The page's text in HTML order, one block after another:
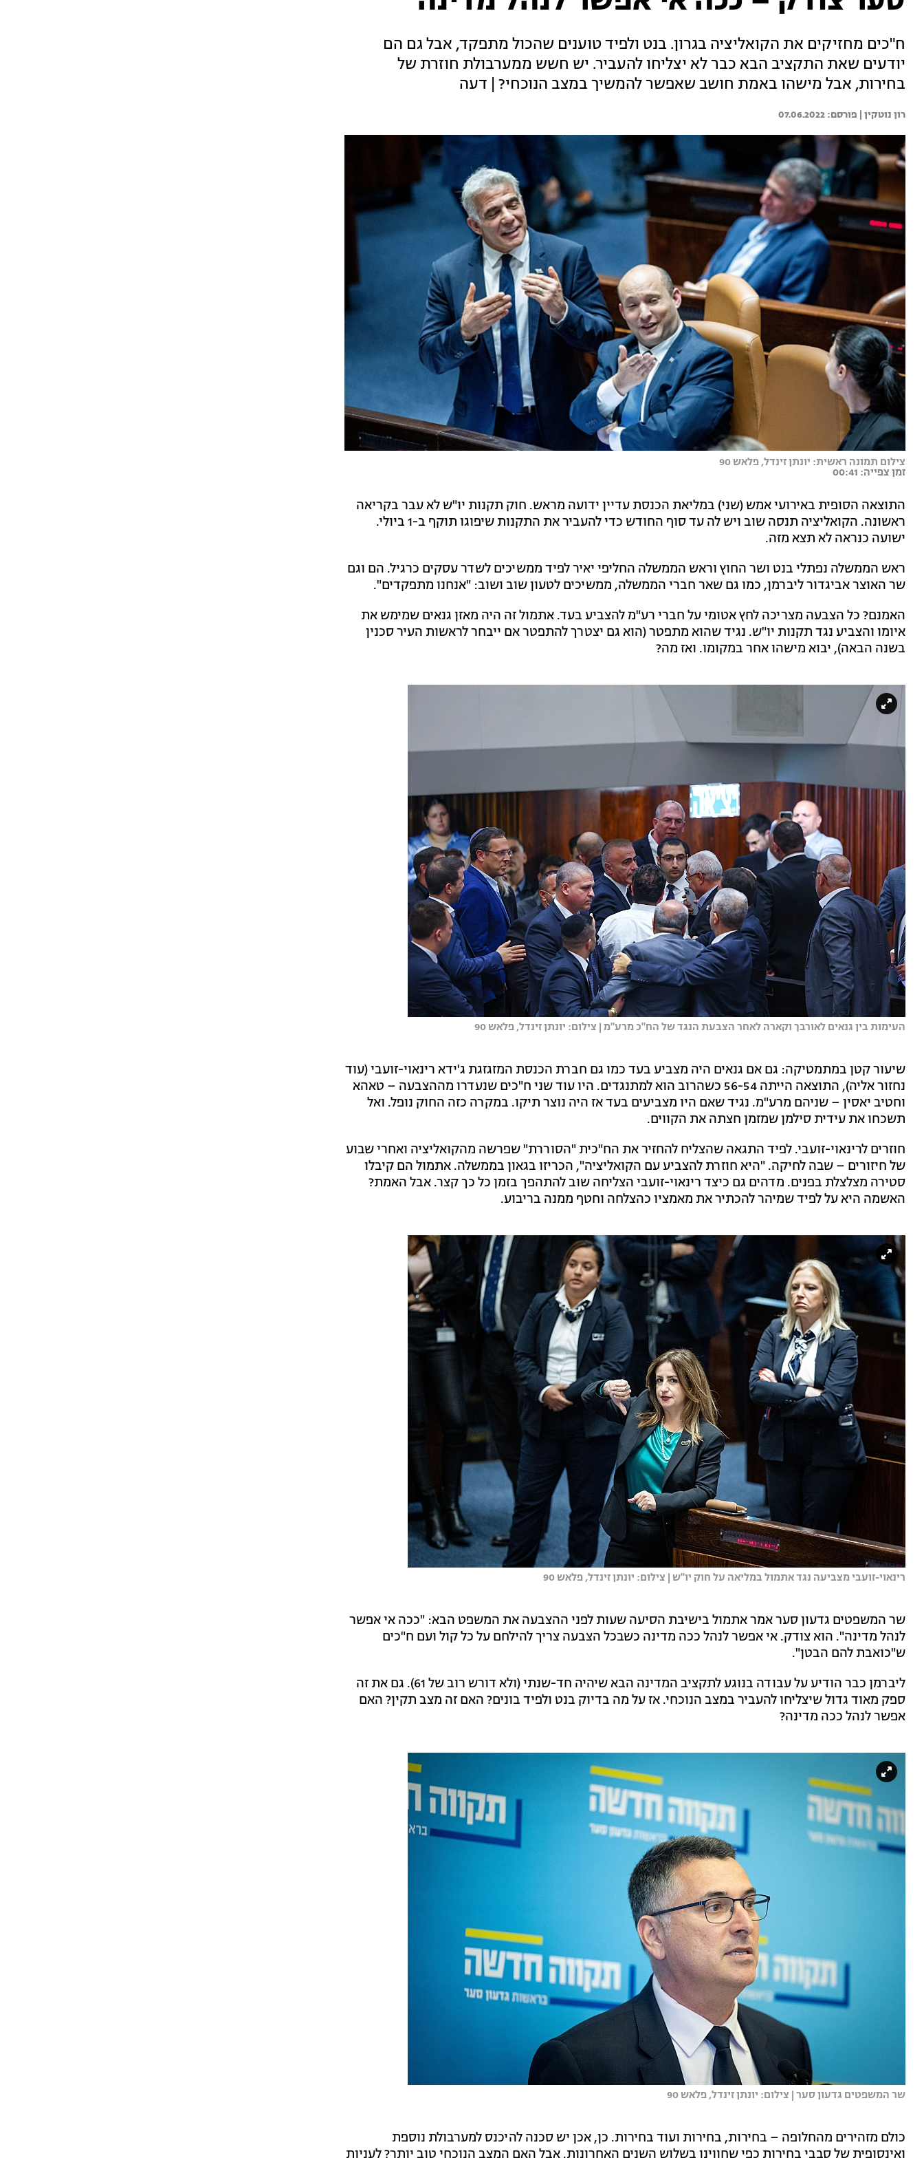
ח"כים מחזיקים את הקואליציה בגרון. בנט ולפיד טוענים שהכול מתפקד, אבל גם הם
יודעים שאת התקציב הבא כבר לא יצליחו להעביר. יש חשש ממערבולת חוזרת של
בחירות, אבל מישהו באמת חושב שאפשר להמשיך במצב הנוכחי? | דעה
רון נוטקין | 07.06.2022
צילום תמונה ראשית: יונתן זינדל, פלאש 90
זמן צפייה: 00:41
התוצאה הסופית באירועי אמש (שני) במליאת הכנסת עדיין ידועה מראש. חוק תקנות יו"ש לא עבר בקריאה
ראשונה. הקואליציה תנסה שוב ויש לה עד סוף החודש כדי להעביר את התקנות שיפוגו תוקף ב-1 ביולי.
ישועה כנראה לא תצא מזה.
ראש הממשלה נפתלי בנט ושר החוץ וראש הממשלה החליפי יאיר לפיד ממשיכים לשדר עסקים כרגיל. הם וגם
שר האוצר אביגדור ליברמן, כמו גם שאר חברי הממשלה, ממשיכים לטעון שוב ושוב: "אנחנו מתפקדים".
האמנם? כל הצבעה מצריכה לחץ אטומי על חברי רע"מ להצביע בעד. אתמול זה היה מאזן גנאים שמימש את
איומו והצביע נגד תקנות יו"ש. נגיד שהוא מתפטר (הוא גם יצטרך להתפטר אם ייבחר לראשות העיר סכנין
בשנה הבאה), יבוא מישהו אחר במקומו. ואז מה?
העימות בין גנאים לאורבך וקארה לאחר הצבעת הנגד של הח''כ מרע''מ | צילום: יונתן זינדל, פלאש 90
שיעור קטן במתמטיקה: גם אם גנאים היה מצביע בעד כמו גם חברת הכנסת המזגזגת ג'ידא רינאוי-זועבי (עוד
נחזור אליה), התוצאה הייתה 56-54 כשהרוב הוא למתנגדים. היו עוד שני ח"כים שנעדרו מההצבעה – טאהא
וחטיב יאסין – שניהם מרע"מ. נגיד שאם היו מצביעים בעד אז היה נוצר תיקו. במקרה כזה החוק נופל. ואל
תשכחו את עידית סילמן שמזמן חצתה את הקווים.
חוזרים לרינאוי-זועבי. לפיד התגאה שהצליח להחזיר את הח"כית "הסוררת" שפרשה מהקואליציה ואחרי שבוע
של חיזורים – שבה לחיקה. "היא חוזרת להצביע עם הקואליציה", הכריזו בגאון בממשלה. אתמול הם קיבלו
סטירה מצלצלת בפנים. מדהים גם כיצד רינאוי-זועבי הצליחה שוב להתהפך בזמן כל כך קצר. אבל האמת?
האשמה היא על לפיד שמיהר להכתיר את מאמציו כהצלחה וחטף ממנה בריבוע.
רינאוי-זועבי מצביעה נגד אתמול במליאה על חוק יו''ש | צילום: יונתן זינדל, פלאש 90
שר המשפטים גדעון סער אמר אתמול בישיבת הסיעה שעות לפני ההצבעה את המשפט הבא: "ככה אי אפשר
לנהל מדינה". הוא צודק. אי אפשר לנהל ככה מדינה כשבכל הצבעה צריך להילחם על כל קול ועם ח"כים
ש"כואבת להם הבטן".
ליברמן כבר הודיע על עבודה בנוגע לתקציב המדינה הבא שיהיה חד-שנתי (ולא דורש רוב של 61). גם את זה
ספק מאוד גדול שיצליחו להעביר במצב הנוכחי. אז על מה בדיוק בנט ולפיד בונים? האם זה מצב תקין? האם
אפשר לנהל ככה מדינה?
שר המשפטים גדעון סער | צילום: יונתן זינדל, פלאש 90
כולם מזהירים מהחלופה – בחירות, בחירות ועוד בחירות. כן, אכן יש סכנה להיכנס למערבולת נוספת
ואינסופית של סבבי בחירות כפי שחווינו בשלוש השנים האחרונות. אבל האם המצב הנוכחי טוב יותר? לעניות